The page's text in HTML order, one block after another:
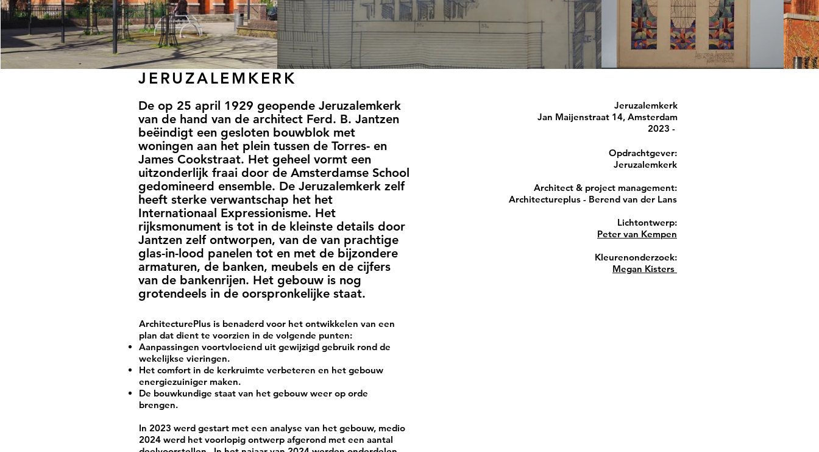
JERUZALEMKERK
De op 25 april 1929 geopende Jeruzalemkerk
van de hand van de architect Ferd. B. Jantzen
beëindigt een gesloten bouwblok met
woningen aan het plein tussen de Torres- en
James Cookstraat. Het geheel vormt een
uitzonderlijk fraai door de Amsterdamse School
gedomineerd ensemble. De Jeruzalemkerk zelf
heeft sterke verwantschap het het
Internationaal Expressionisme. Het
rijksmonument is tot in de kleinste details door
Jantzen zelf ontworpen, van de van prachtige
glas-in-lood panelen tot en met de bijzondere
armaturen, de banken, meubels en de cijfers
van de bankenrijen. Het gebouw is nog
grotendeels in de oorspronkelijke staat.
Jeruzalemkerk
Jan Maijenstraat 14, Amsterdam
2023 -
Opdrachtgever:
Jeruzalemkerk
Architect & project management:
Architectureplus - Berend van der Lans
Lichtontwerp:
Peter van Kempen
Kleurenonderzoek:
Megan Kisters
ArchitecturePlus is benaderd voor het ontwikkelen van een
plan dat dient te voorzien in de volgende punten:
Aanpassingen voortvloeiend uit gewijzigd gebruik rond de
wekelijkse vieringen.
Het comfort in de kerkruimte verbeteren en het gebouw
energiezuiniger maken.
De bouwkundige staat van het gebouw weer op orde
brengen.
In 2023 werd gestart met een analyse van het gebouw, medio
2024 werd het voorlopig ontwerp afgerond met een aantal